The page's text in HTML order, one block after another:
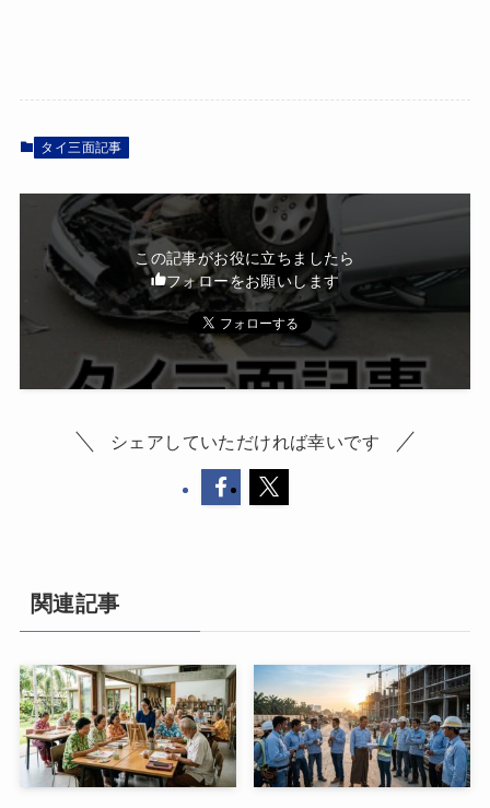
タイ三面記事
この記事がお役に立ちましたら
フォローをお願いします
シェアしていただければ幸いです
関連記事